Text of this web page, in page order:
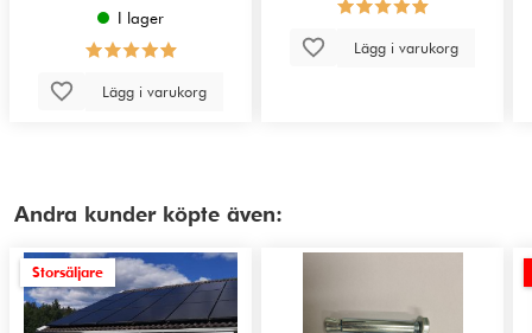
I lager
Lägg i varukorg
Lägg i varukorg
Andra kunder köpte även:
Storsäljare